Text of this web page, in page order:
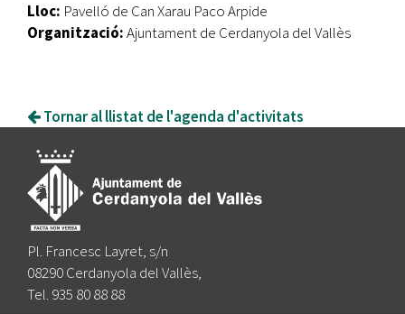
Lloc: Pavelló de Can Xarau Paco Arpide
Organització:Ajuntament de Cerdanyola del Vallès
Tornar al llistat de l'agenda d'activitats
Pl. Francesc Layret, s/n
08290 Cerdanyola del Vallès,
Tel. 935 80 88 88